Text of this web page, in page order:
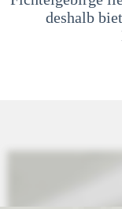
deshalb